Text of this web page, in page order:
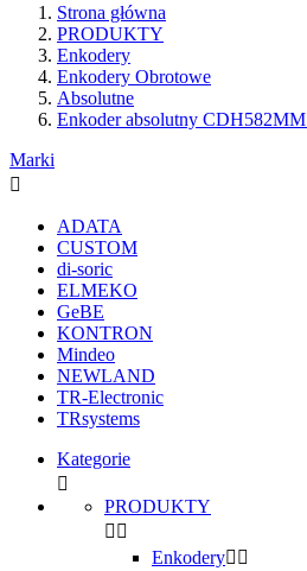
Strona główna
PRODUKTY
Enkodery
Enkodery Obrotowe
Absolutne
Enkoder absolutny
Marki

ADATA
CUSTOM
di-soric
ELMEKO
GeBE
KONTRON
Mindeo
NEWLAND
TR-Electronic
TRsystems
Kategorie

PRODUKTY
 
Enkodery 